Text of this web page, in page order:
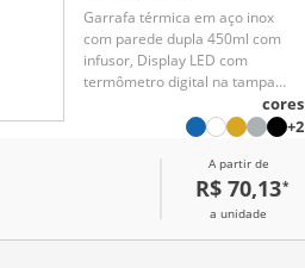
Garrafa térmica em aço inox
com parede dupla 450ml com
infusor, Display LED com
termômetro digital na tampa
para indicar a temperatura do
líquido, Conserva líquido quente
cores
+2
A partir de
R$ 70,13*
a unidade